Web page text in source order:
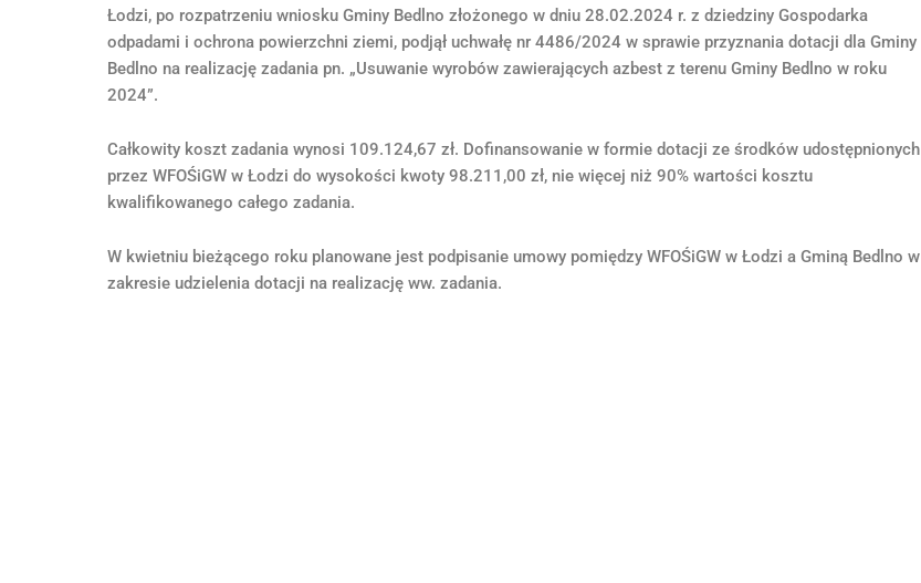
Łodzi, po rozpatrzeniu wniosku Gminy Bedlno złożonego w dniu 28.02.2024 r. z dziedziny Gospodarka
odpadami i ochrona powierzchni ziemi, podjął uchwałę nr 4486/2024 w sprawie przyznania dotacji dla Gminy
Bedlno na realizację zadania pn. „Usuwanie wyrobów zawierających azbest z terenu Gminy Bedlno w roku
2024”.
Całkowity koszt zadania wynosi 109.124,67 zł. Dofinansowanie w formie dotacji ze środków udostępnionych
przez WFOŚiGW w Łodzi do wysokości kwoty 98.211,00 zł, nie więcej niż 90% wartości kosztu
kwalifikowanego całego zadania.
W kwietniu bieżącego roku planowane jest podpisanie umowy pomiędzy WFOŚiGW w Łodzi a Gminą Bedlno w
zakresie udzielenia dotacji na realizację ww. zadania.